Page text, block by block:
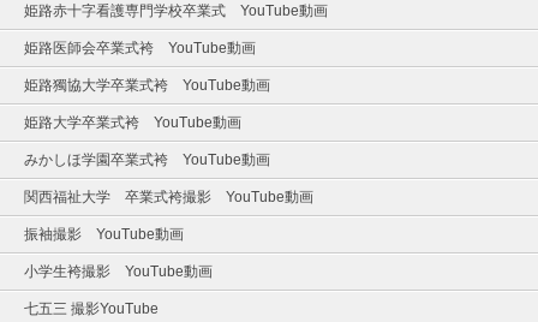
姫路赤十字看護専門学校卒業式 YouTube動画
姫路医師会卒業式袴 YouTube動画
姫路獨協大学卒業式袴 YouTube動画
姫路大学卒業式袴 YouTube動画
みかしほ学園卒業式袴 YouTube動画
関西福祉大学 卒業式袴撮影 YouTube動画
振袖撮影 YouTube動画
小学生袴撮影 YouTube動画
七五三 撮影YouTube